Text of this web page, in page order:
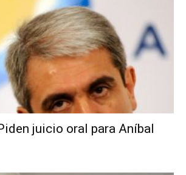
juicio oral para Aníbal